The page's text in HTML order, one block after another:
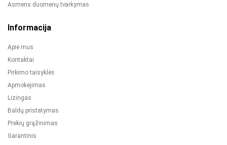
Asmens duomenų tvarkymas
Informacija
Apie mus
Kontaktai
Pirkimo taisyklės
Apmokėjimas
Lizingas
Baldų pristatymas
Prekių grąžinimas
Garantinis